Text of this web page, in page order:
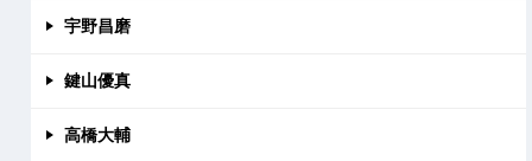
宇野昌磨
鍵山優真
高橋大輔